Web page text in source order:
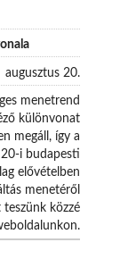
augusztus 20.
menetrend
különvonat
megáll, így a
i budapesti
elővételben
menetéről
közzé